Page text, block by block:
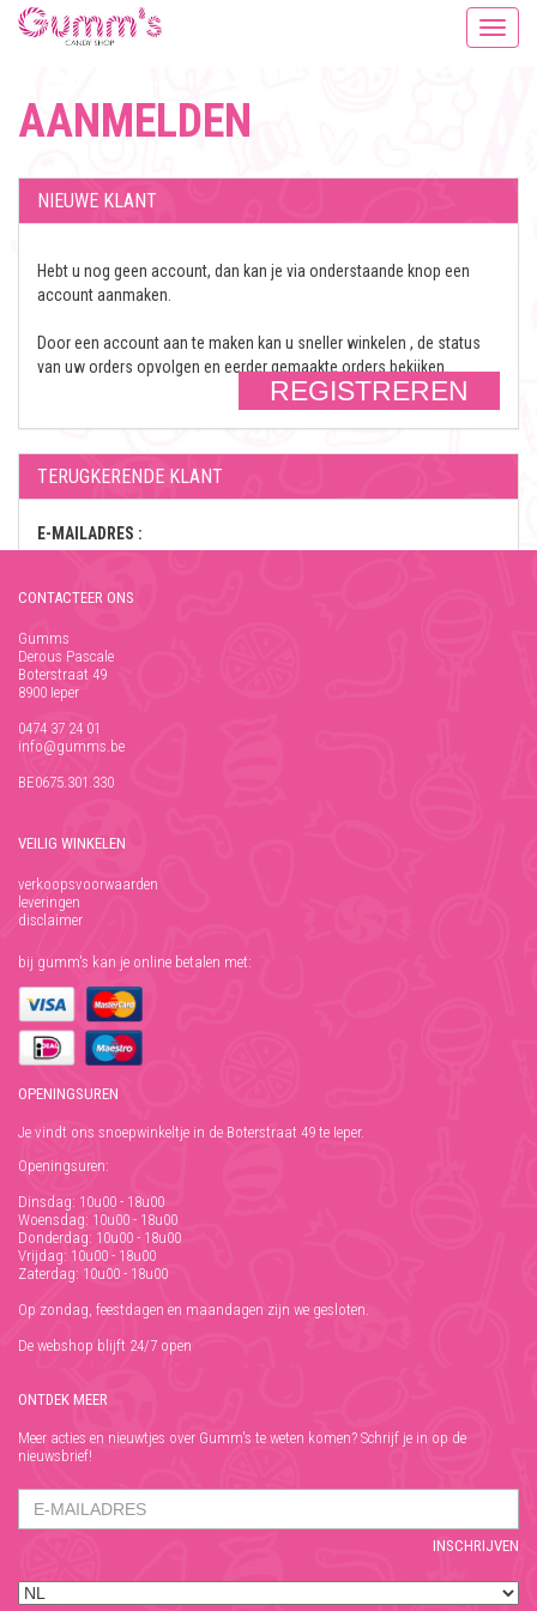
AANMELDEN
NIEUWE KLANT
Hebt u nog geen account, dan kan je via onderstaande knop een
account aanmaken.
Door een account aan te maken kan u sneller winkelen , de status
van uw orders opvolgen en eerder gemaakte orders bekijken
TERUGKERENDE KLANT
E-MAILADRES :
Wachtwoord vergeten ?
CONTACTEER ONS
Gumms
Derous Pascale
Boterstraat 49
8900 Ieper
0474 37 24 01
info@gumms.be
BE0675.301.330
VEILIG WINKELEN
verkoopsvoorwaarden
leveringen
disclaimer
bij gumm's kan je online betalen met:
OPENINGSUREN
Je vindt ons snoepwinkeltje in de Boterstraat 49 te Ieper.
Openingsuren:
Dinsdag: 10u00 - 18u00
Woensdag: 10u00 - 18u00
Donderdag: 10u00 - 18u00
Vrijdag: 10u00 - 18u00
Zaterdag: 10u00 - 18u00
Op zondag, feestdagen en maandagen zijn we gesloten.
De webshop blijft 24/7 open
ONTDEK MEER
Meer acties en nieuwtjes over Gumm's te weten komen? Schrijf je in op de
nieuwsbrief!
INSCHRIJVEN